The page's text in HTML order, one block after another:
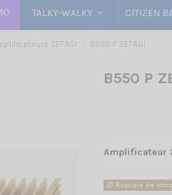
TALKY-WALKY CITIZEN
ZETAGI B550 P ZETAGI
B550 P
Amplificateur
Rupture de